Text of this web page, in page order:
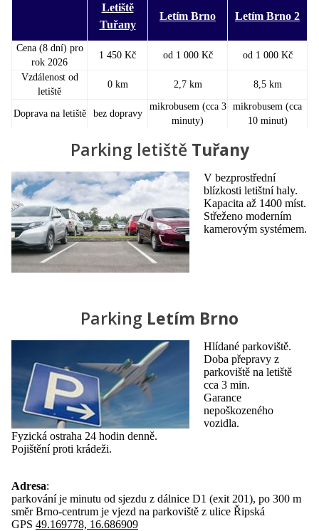
Letiště
Tuřany
Letím Brno Letím Brno 2
Cena (8 dní) pro
rok 2026
1 450 Kč od 1 000 Kč od 1 000 Kč
Vzdálenost od
letiště
0 km 2,7 km 8,5 km
Doprava na letiště bez dopravy
mikrobusem (cca 3
minuty)
mikrobusem (cca
10 minut)
Parking letiště Tuřany
V bezprostřední
blízkosti letištní haly.
Kapacita až 1400 míst.
Střeženo moderním
kamerovým systémem.
Parking Letím Brno
Hlídané parkoviště.
Doba přepravy z
parkoviště na letiště
cca 3 min.
Garance
nepoškozeného
vozidla.
Fyzická ostraha 24 hodin denně.
Pojištění proti krádeži.
Adresa:
parkování je minutu od sjezdu z dálnice D1 (exit 201), po 300 m
směr Brno-centrum je vjezd na parkoviště z ulice Řipská
GPS 49.169778, 16.686909